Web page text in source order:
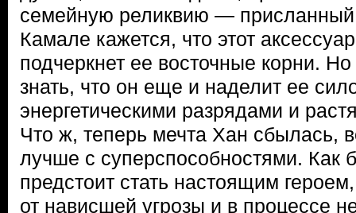
семейную реликвию — присланный
Камале кажется, что этот
подчеркнет ее восточные корни.
знать, что он еще и наделит ее
энергетическими разрядами и
Что ж, теперь мечта Хан сбылась,
лучше с суперспособностями. Как
предстоит стать настоящим
от нависшей угрозы и в процессе